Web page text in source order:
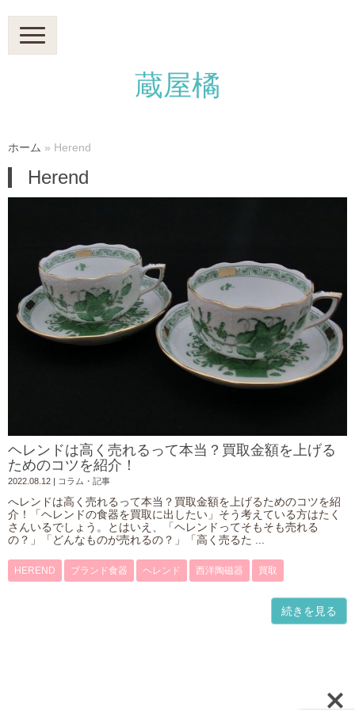
N
a
v
n
蔵屋橘
ホーム » Herend
Herend
ヘレンドは高く売れるって本当？買取金額を上げる
ためのコツを紹介！
2022.08.12 | コラム・記事
へレンドは高く売れるって本当？買取金額を上げるためのコツを紹
介！「ヘレンドの食器を買取に出したい」そう考えている方はたく
さんいるでしょう。とはいえ、「ヘレンドってそもそも売れる
の？」「どんなものが売れるの？」「高く売るた ...
HEREND ブランド食器 ヘレンド 西洋陶磁器 買取
続きを見る